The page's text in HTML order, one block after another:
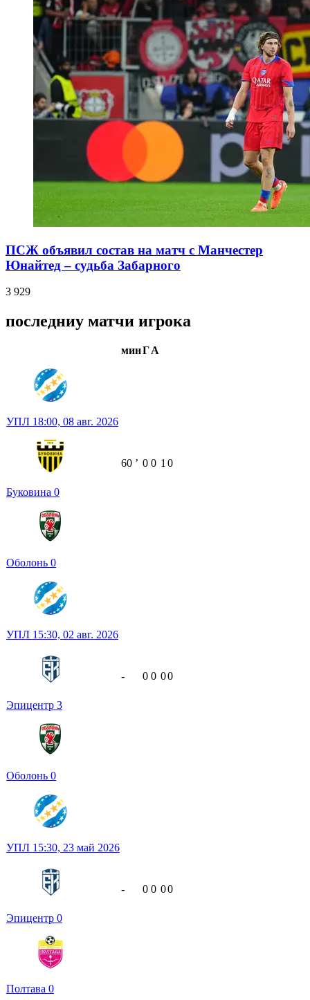
ПСЖ объявил состав на матч с Манчестер
Юнайтед – судьба Забарного
3 929
последниу матчи игрока
минГА
УПЛ 18:00, 08 авг. 2026
Буковина 0
Оболонь 0
60 ʼ 0 0 1 0
УПЛ 15:30, 02 авг. 2026
Эпицентр 3
Оболонь 0
- 0 0 00
УПЛ 15:30, 23 май 2026
Эпицентр 0
Полтава 0
- 0 0 00